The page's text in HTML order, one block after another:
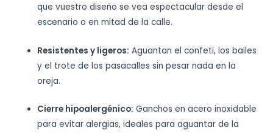
que vuestro diseño se vea espectacular desde el
escenario o en mitad de la calle.
Resistentes y ligeros: Aguantan el confeti, los bailes
y el trote de los pasacalles sin pesar nada en la
oreja.
Cierre hipoalergénico: Ganchos en acero inoxidable
para evitar alergias, ideales para aguantar de la